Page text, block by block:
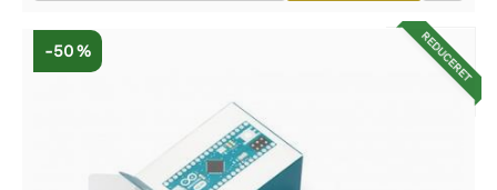
REDUCERET
-50 %